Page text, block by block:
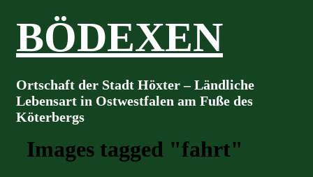
BÖDEXEN
Ortschaft der Stadt Höxter – Ländliche
Lebensart in Ostwestfalen am Fuße des
Köterbergs
Images tagged "fahrt"